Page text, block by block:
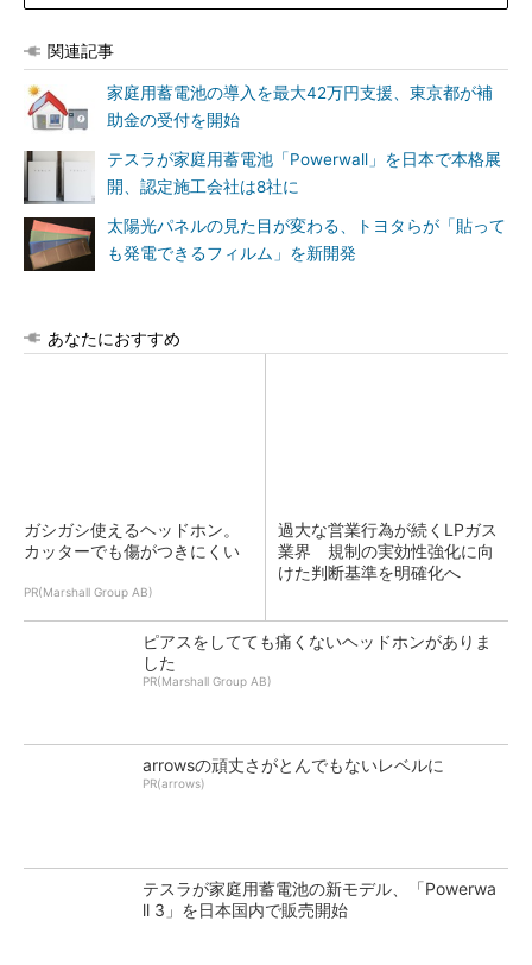
関連記事
家庭用蓄電池の導入を最大42万円支援、東京都が補
助金の受付を開始
テスラが家庭用蓄電池「Powerwall」を日本で本格展
開、認定施工会社は8社に
太陽光パネルの見た目が変わる、トヨタらが「貼って
も発電できるフィルム」を新開発
あなたにおすすめ
ガシガシ使えるヘッドホン。
カッターでも傷がつきにくい
PR(Marshall Group AB)
過大な営業行為が続くLPガス
業界 規制の実効性強化に向
けた判断基準を明確化へ
ピアスをしてても痛くないヘッドホンがありま
した
PR(Marshall Group AB)
arrowsの頑丈さがとんでもないレベルに
PR(arrows)
テスラが家庭用蓄電池の新モデル、「Powerwa
ll 3」を日本国内で販売開始